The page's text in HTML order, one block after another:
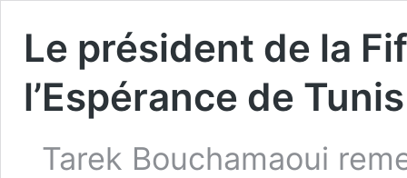
Le président de la
l’Espérance de Tunis
Tarek Bouchamaoui